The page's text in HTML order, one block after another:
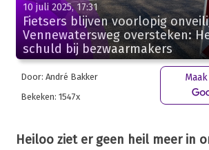
10 juli 2025, 17:31
Fietsers blijven voorlopig
Vennewatersweg oversteken:
schuld bij bezwaarmakers
Door: André Bakker
Bekeken: 1547x
Heiloo ziet er geen heil meer in